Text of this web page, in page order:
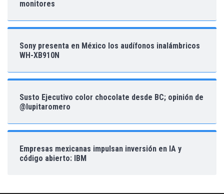
monitores
Sony presenta en México los audífonos inalámbricos
WH-XB910N
Susto Ejecutivo color chocolate desde BC; opinión de
@lupitaromero
Empresas mexicanas impulsan inversión en IA y
código abierto: IBM